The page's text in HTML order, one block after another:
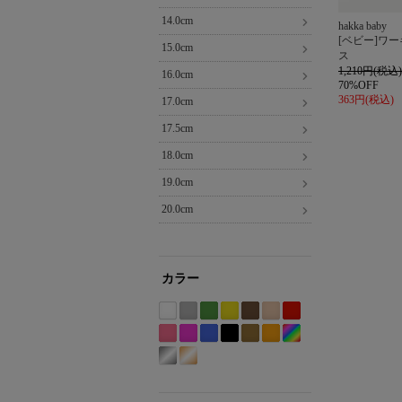
14.0cm
15.0cm
16.0cm
17.0cm
17.5cm
18.0cm
19.0cm
20.0cm
カラー
ホ
ワ
イ
グ
レ
ー
グ
リ
イ
エ
ブ
ラ
ベ
ー
レ
ッ
ピ
ン
パ
ー
hakka baby
[ベビー]ワ
ス
1,210円(税込)
70%OFF
363円(税込)